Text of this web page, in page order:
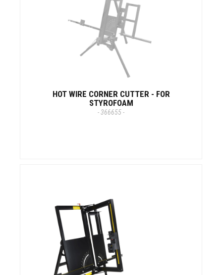
HOT WIRE CORNER CUTTER - FOR
STYROFOAM
- 366655 -